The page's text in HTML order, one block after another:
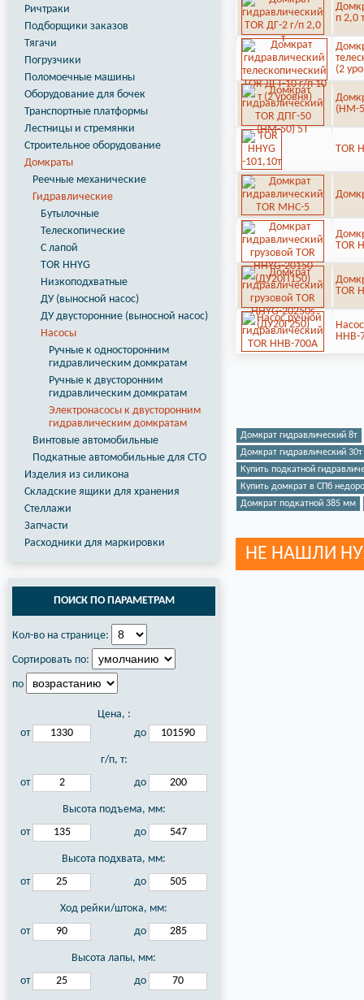
Ричтраки
Подборщики заказов
Тягачи
Погрузчики
Поломоечные машины
Оборудование для бочек
Транспортные платформы
Лестницы и стремянки
Строительное оборудование
Домкраты
Реечные механические
Гидравлические
Бутылочные
Телескопические
С лапой
TOR HHYG
Низкоподхватные
ДУ (выносной насос)
ДУ двусторонние (выносной насос)
Насосы
Ручные к односторонним
гидравлическим домкратам
Ручные к двусторонним
гидравлическим домкратам
Электронасосы к двусторонним
гидравлическим домкратам
Винтовые автомобильные
Подкатные автомобильные для СТО
Изделия из силикона
Складские ящики для хранения
Стеллажи
Запчасти
Расходники для маркировки
ПОИСК ПО ПАРАМЕТРАМ
Кол-во на странице:
Сортировать по:
по
Цена, :
от
до
г/п, т:
от
до
Высота подъема, мм:
от
до
Высота подхвата, мм:
от
до
Ход рейки/штока, мм:
от
до
Высота лапы, мм:
от
до
п 2,0 т
(2
(HM-
TOR
TOR
TOR
HHB-
Домкрат гидравлический 8т
Домкрат гидравлический 30т
Купить подкатной
Купить домкрат в СПб
Домкрат подкатной 385 мм
НЕ НАШЛИ